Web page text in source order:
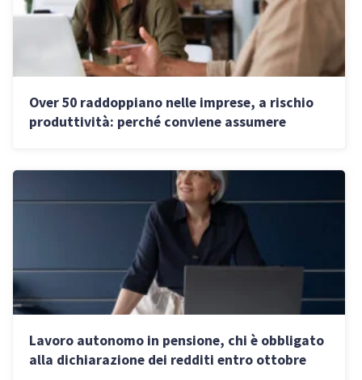
Over 50 raddoppiano nelle imprese, a rischio
produttività: perché conviene assumere
Lavoro autonomo in pensione, chi è obbligato
alla dichiarazione dei redditi entro ottobre